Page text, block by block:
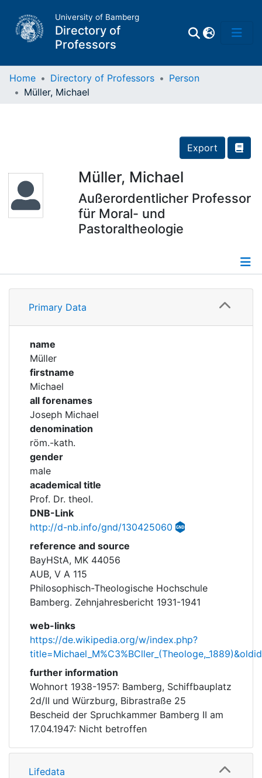
University of Bamberg
Directory of
Professors
Places
Corporations
Historic matricle
Home Directory of Professors
Person
Müller, Michael
Export
Müller, Michael
Außerordentlicher Professor
für Moral- und
Pastoraltheologie
Profile
Primary Data
name
Müller
firstname
Michael
all forenames
Joseph Michael
denomination
röm.-kath.
gender
male
academical title
Prof. Dr. theol.
DNB-Link
http://d-nb.info/gnd/130425060
reference and source
BayHStA, MK 44056
AUB, V A 115
Philosophisch-Theologische Hochschule
Bamberg. Zehnjahresbericht 1931-1941
web-links
https://de.wikipedia.org/w/index.php?
further information
Wohnort 1938-1957: Bamberg, Schiffbauplatz
2d/II und Würzburg, Bibrastraße 25
Bescheid der Spruchkammer Bamberg II am
17.04.1947: Nicht betroffen
Lifedata